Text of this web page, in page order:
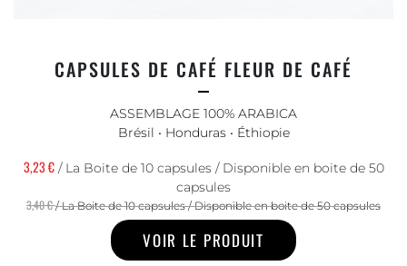
CAPSULES DE CAFÉ FLEUR DE CAFÉ
ASSEMBLAGE 100% ARABICA
Brésil • Honduras • Éthiopie
3,23 €/ La Boite de 10 capsules / Disponible en boite de 50
capsules
3,40 €/ La Boite de 10 capsules / Disponible en boite de 50 capsules
VOIR LE PRODUIT